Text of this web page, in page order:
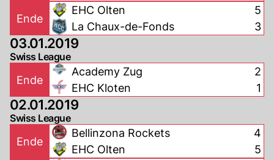
Ende
EHC Olten
La Chaux-de-Fonds
5
3
03.01.2019
Swiss League
Ende
Academy Zug
EHC Kloten
2
1
02.01.2019
Swiss League
Ende
Bellinzona Rockets
EHC Olten
4
5